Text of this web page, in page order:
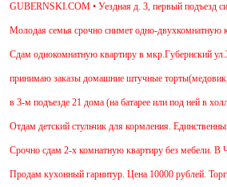
GUBERNSKI.COM • Уездная д. 3, первый подъезд
Молодая семья срочно снимет одно-двухкомнатную
Cдам однокомнатную квартиру в мкр.Губернский
принимаю заказы домашние штучные торты(медовик,
в 3-м подъезде 21 дома (на батарее или под ней в
Отдам детский стульчик для кормления. Единственный
Срочно сдам 2-х комнатную квартиру без мебели. В
Продам кухонный гарнитур. Цена 10000 рублей. Торг